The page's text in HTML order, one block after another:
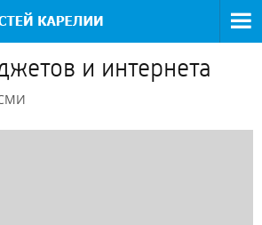
и интернета